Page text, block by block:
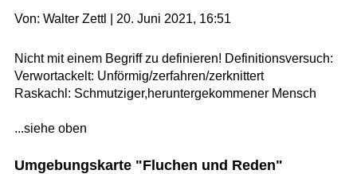
Von: Walter Zettl | 20. Juni 2021, 16:51
Nicht mit einem Begriff zu definieren! Definitionsversuch:
Verwortackelt: Unförmig/zerfahren/zerknittert
Raskachl: Schmutziger,heruntergekommener Mensch
...siehe oben
Umgebungskarte "Fluchen und Reden"